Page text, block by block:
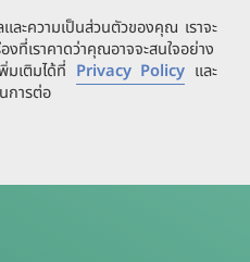
ะความเป็นส่วนตัวของคุณ เราจะ
ที่เราคาดว่าคุณอาจจะสนใจอย่าง
มเติมได้ที่ Privacy Policy และ
การต่อ